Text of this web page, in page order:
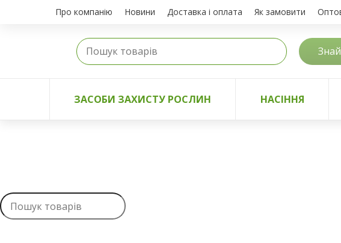
Про компанію Новини Доставка і оплата Як замовити
ЗАСОБИ ЗАХИСТУ РОСЛИН НАСІННЯ